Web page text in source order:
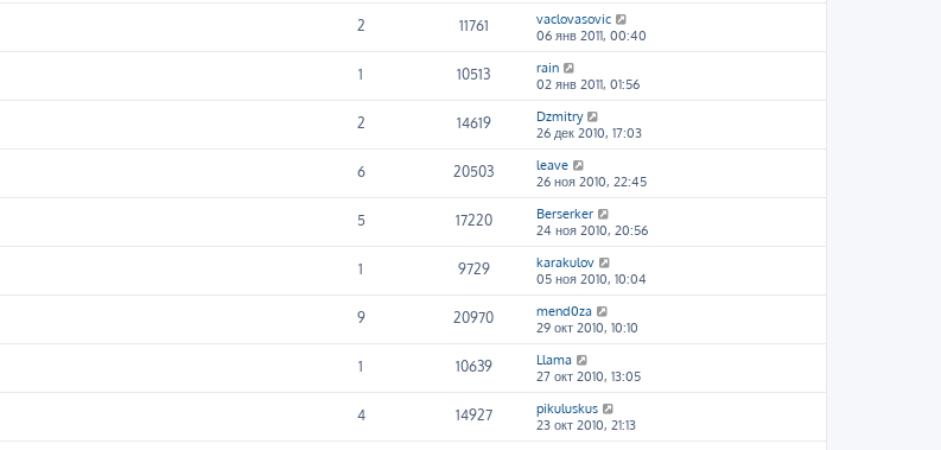
2 11761
vaclovasovic
06 янв 2011, 00:40
1 10513
rain
02 янв 2011, 01:56
2 14619
Dzmitry
26 дек 2010, 17:03
6 20503
leave
26 ноя 2010, 22:45
5 17220
Berserker
24 ноя 2010, 20:56
1 9729
karakulov
05 ноя 2010, 10:04
9 20970
mend0za
29 окт 2010, 10:10
1 10639
Llama
27 окт 2010, 13:05
4 14927
pikuluskus
23 окт 2010, 21:13